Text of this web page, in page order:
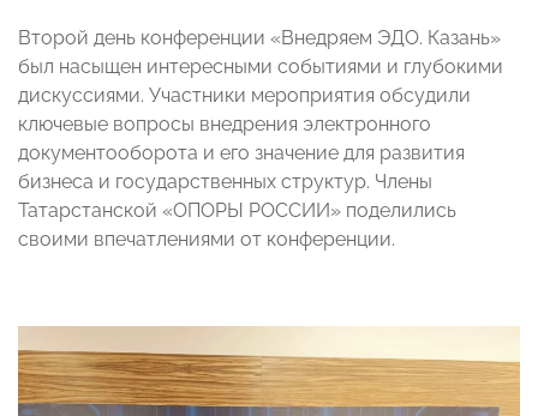
Второй день конференции «Внедряем ЭДО. Казань»
был насыщен интересными событиями и глубокими
дискуссиями. Участники мероприятия обсудили
ключевые вопросы внедрения электронного
документооборота и его значение для развития
бизнеса и государственных структур. Члены
Татарстанской «ОПОРЫ РОССИИ» поделились
своими впечатлениями от конференции.